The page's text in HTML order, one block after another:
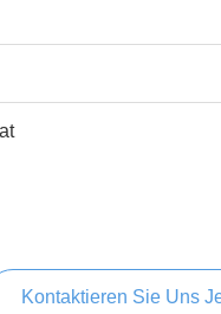
Kontaktieren Sie Uns